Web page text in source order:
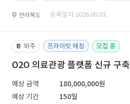
전라북도 · 등록일자 2026.08.03.
📔 외주 프라이빗 매칭 모집 중
O2O 의료관광 플랫폼 신규 구축
예상 금액
180,000,000원
예상 기간
150일